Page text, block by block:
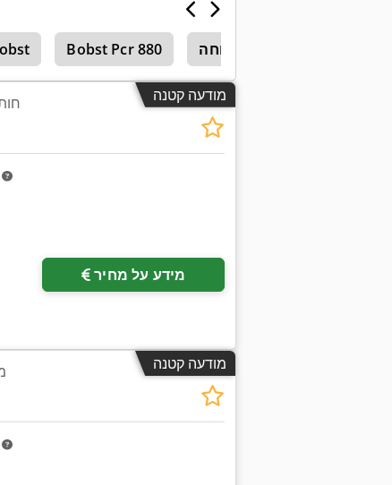
Bobst Pcr 880 למיטה שטוחה
מודעה קטנה
מידע על מחיר
מודעה קטנה